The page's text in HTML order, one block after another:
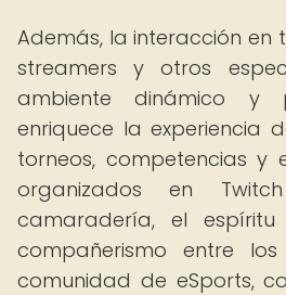
Además, la interacción en
streamers y otros
ambiente dinámico y
enriquece la experiencia
torneos, competencias y
organizados en
camaradería, el
compañerismo entre
comunidad de eSports,